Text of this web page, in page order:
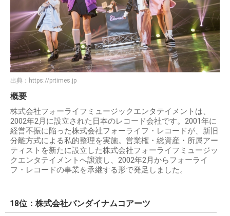
出典： https://prtimes.jp
概要
株式会社フォーライフミュージックエンタテイメントは、
2002年2月に設立された日本のレコード会社です。2001年に
経営不振に陥った株式会社フォーライフ・レコードが、新旧
分離方式による私的整理を実施。営業権・総資産・所属アー
ティストを新たに設立した株式会社フォーライフミュージッ
クエンタテイメントへ譲渡し、2002年2月からフォーライ
フ・レコードの事業を承継する形で発足しました。
18位：株式会社バンダイナムコアーツ